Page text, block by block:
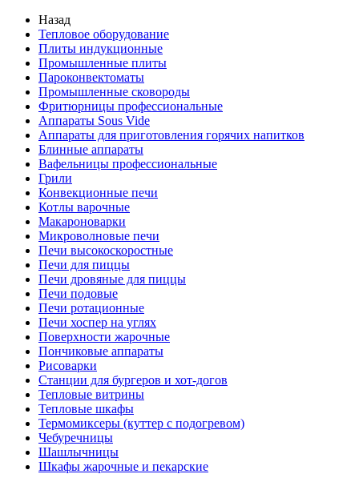
Назад
Тепловое оборудование
Плиты индукционные
Промышленные плиты
Пароконвектоматы
Промышленные сковороды
Фритюрницы профессиональные
Аппараты Sous Vide
Аппараты для приготовления горячих напитков
Блинные аппараты
Вафельницы профессиональные
Грили
Конвекционные печи
Котлы варочные
Макароноварки
Микроволновые печи
Печи высокоскоростные
Печи для пиццы
Печи дровяные для пиццы
Печи подовые
Печи ротационные
Печи хоспер на углях
Поверхности жарочные
Пончиковые аппараты
Рисоварки
Станции для бургеров и хот-догов
Тепловые витрины
Тепловые шкафы
Термомиксеры (куттер с подогревом)
Чебуречницы
Шашлычницы
Шкафы жарочные и пекарские